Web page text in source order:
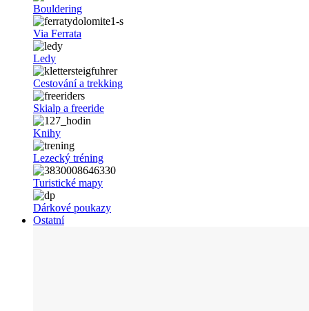
Bouldering
Via Ferrata
Ledy
Cestování a trekking
Skialp a freeride
Knihy
Lezecký tréning
Turistické mapy
Dárkové poukazy
Ostatní